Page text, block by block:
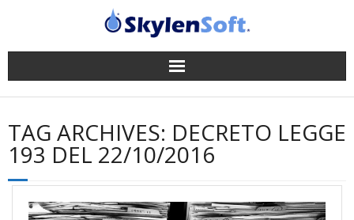
Gestionale
App
TAG ARCHIVES: DECRETO LEGGE
193 DEL 22/10/2016